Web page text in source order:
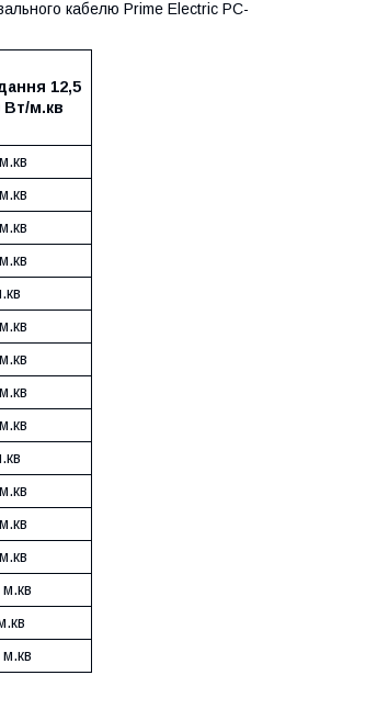
кабелю Prime Electric PC-
12,5
Вт/м.кв